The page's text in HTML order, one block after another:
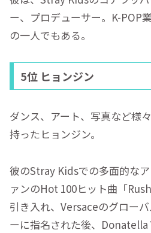
ー、プロデューサー。K-POP
の一人でもある。
5位 ヒョンジン
ダンス、アート、写真など様
持ったヒョンジン。
彼のStray Kidsでの多面的な
ァンのHot 100ヒット曲「
引き入れ、Versaceのグロー
ーに指名された後、